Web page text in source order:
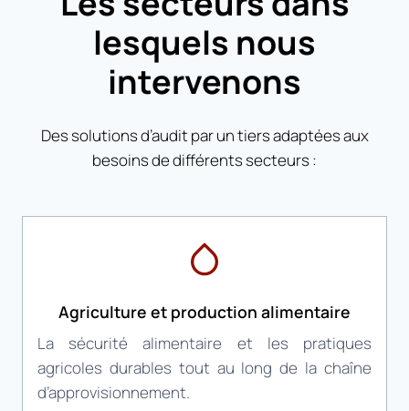
lesquels nous
intervenons
Des solutions d’audit par un tiers adaptées aux
besoins de différents secteurs :
Agriculture et production alimentaire
La sécurité alimentaire et les pratiques
agricoles durables tout au long de la chaîne
d’approvisionnement.